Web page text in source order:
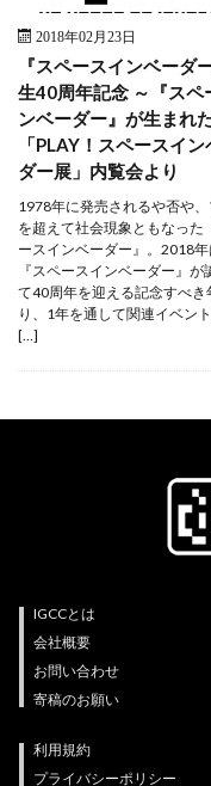
2018年02月23日
『スペースインベーダ
生40周年記念 ～『スペ
ンベーダー』が生まれ
「PLAY！スペースイン
ダー展」内覧会より
1978年に発売されるや否や
を超えて社会現象ともなった
ースインベーダー』。2018年
『スペースインベーダー』が
て40周年を迎える記念すべき
り、1年を通して関連イベン
[…]
IGCCとは
会社概要
お問い合わせ
寄稿のお願い
利用規約
プライバシーポリシー